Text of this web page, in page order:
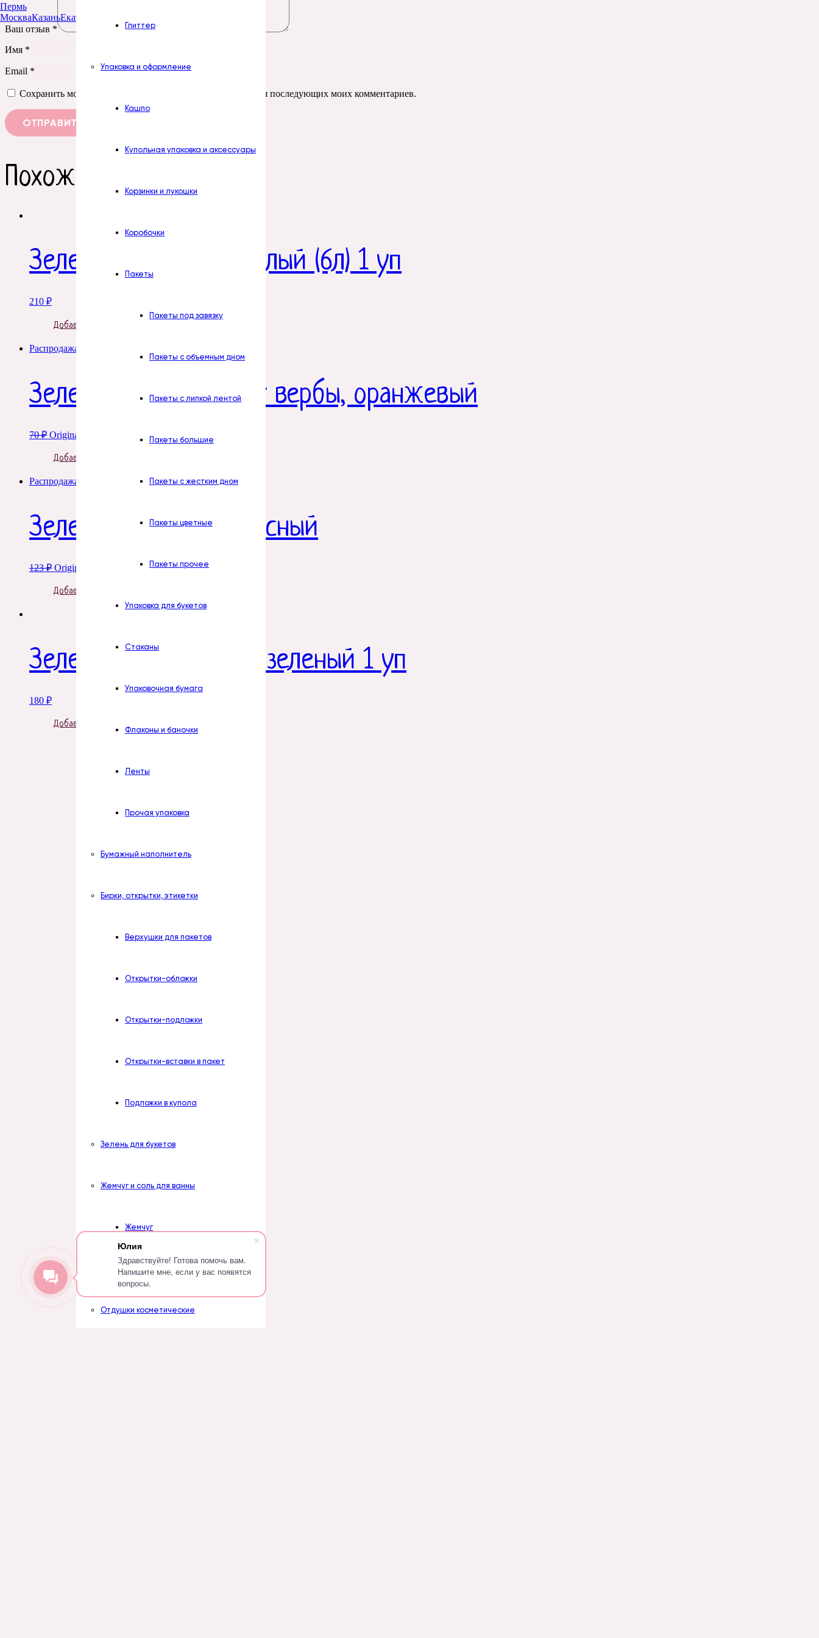
Юлия
Здравствуйте! Готова помочь вам.
Напишите мне, если у вас появятся
вопросы.
Глиттер
Упаковка и оформление
Кашпо
Купольная упаковка и аксессуары
Корзинки и лукошки
Коробочки
Пакеты
Пакеты под завязку
Пакеты с объемным дном
Пакеты с липкой лентой
Пакеты большие
Пакеты с жестким дном
Пакеты цветные
Пакеты прочее
Упаковка для букетов
Стаканы
Упаковочная бумага
Флаконы и баночки
Ленты
Прочая упаковка
Бумажный наполнитель
Бирки, открытки, этикетки
Верхушки для пакетов
Открытки-обложки
Открытки-подложки
Открытки-вставки в пакет
Подложки в купола
Зелень для букетов
Жемчуг и соль для ванны
Жемчуг
Соль
Отдушки косметические
Пермь
МоскваКазаньЕкатеринбург
Ваш отзыв *
Имя *
Email *
Сохранить моё имя, email и адрес сайта в этом браузере для последующих моих комментариев.
Похожие товары
Зелень. Лист розы малый (6л) 1 уп
210 ₽
Добавить в корзину
Распродажа!
Зелень. ЛЕЗ ОР Букет вербы, оранжевый
70₽ Original price was: 70 ₽. 52 Current price is: 52 ₽.
Добавить в корзину
Распродажа!
Зелень. Агератум красный
123₽ Original price was: 123 ₽.92₽Current price is: 92 ₽.
Добавить в корзину
Зелень. Добавка №6, зеленый 1 уп
180 ₽
Добавить в корзину